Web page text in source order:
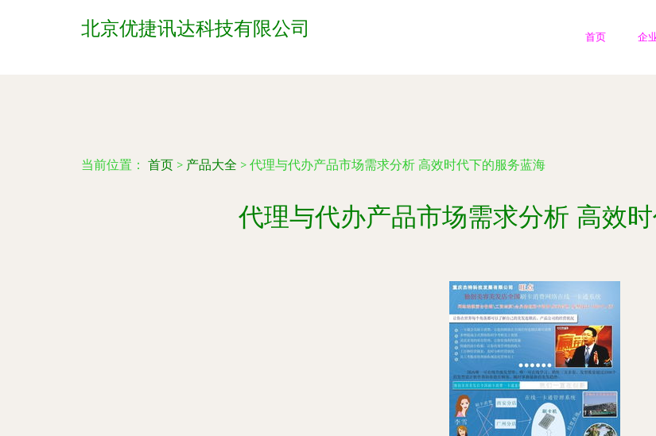
北京优捷讯达科技有限公司 首页 企
当前位置： 首页 > 产品大全 > 代理与代办产品市场需求分析 高效时代下的服务蓝海
代理与代办产品市场需求分析 高效